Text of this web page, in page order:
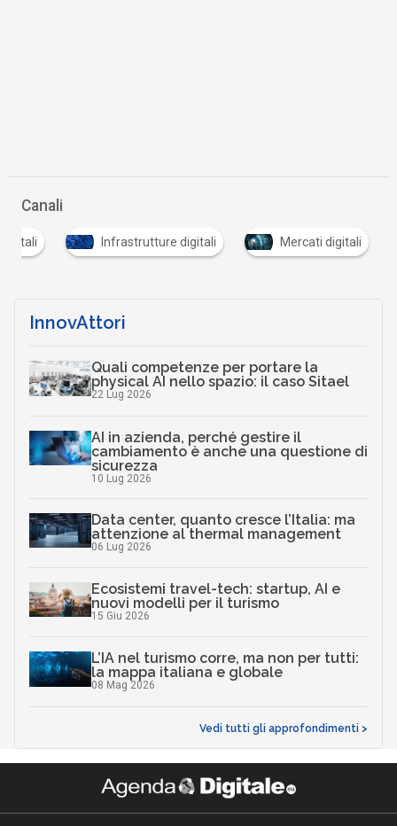
Canali
Infrastrutture digitali Mercati digitali
InnovAttori
Quali competenze per portare la
physical AI nello spazio: il caso Sitael
22 Lug 2026
AI in azienda, perché gestire il
cambiamento è anche una questione di
sicurezza
10 Lug 2026
Data center, quanto cresce l’Italia: ma
attenzione al thermal management
06 Lug 2026
Ecosistemi travel-tech: startup, AI e
nuovi modelli per il turismo
15 Giu 2026
L’IA nel turismo corre, ma non per tutti:
la mappa italiana e globale
08 Mag 2026
Vedi tutti gli approfondimenti >